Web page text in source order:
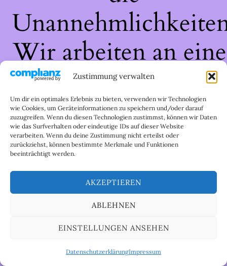
Zustimmung verwalten
Um dir ein optimales Erlebnis zu bieten, verwenden wir Technologien
wie Cookies, um Geräteinformationen zu speichern und/oder darauf
zuzugreifen. Wenn du diesen Technologien zustimmst, können wir Daten
wie das Surfverhalten oder eindeutige IDs auf dieser Website
verarbeiten. Wenn du deine Zustimmung nicht erteilst oder
zurückziehst, können bestimmte Merkmale und Funktionen
beeinträchtigt werden.
AKZEPTIEREN
ABLEHNEN
EINSTELLUNGEN ANSEHEN
DatenschutzerklärungImpressum
Wir arbeiten an
großartigen Sache
schau bald wieder
vorbei!